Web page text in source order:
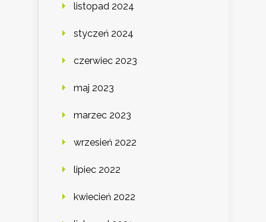
listopad 2024
styczeń 2024
czerwiec 2023
maj 2023
marzec 2023
wrzesień 2022
lipiec 2022
kwiecień 2022